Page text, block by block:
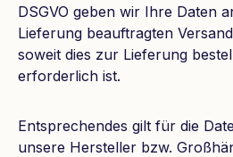
DSGVO geben wir Ihre Daten
Lieferung beauftragten
soweit dies zur Lieferung
erforderlich ist.
Entsprechendes gilt für die
unsere Hersteller bzw.